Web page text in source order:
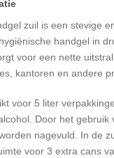
zuil is een stevige
handgel in
voor een nette
kantoren en andere
voor 5 liter
Door het
nagevuld. In de
voor 3 extra cans